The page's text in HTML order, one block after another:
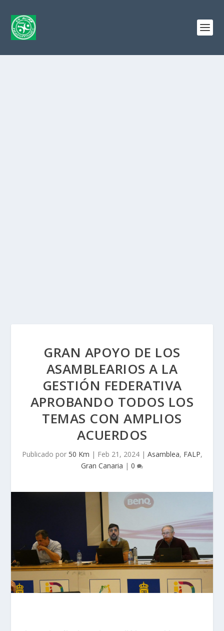
GRAN APOYO DE LOS
ASAMBLEARIOS A LA
GESTIÓN FEDERATIVA
APROBANDO TODOS LOS
TEMAS CON AMPLIOS
ACUERDOS
Publicado por 50 Km | Feb 21, 2024| Asamblea, FALP,
Gran Canaria | 0